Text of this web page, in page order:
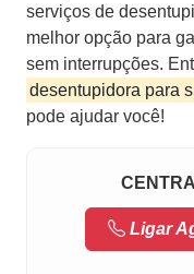
serviços de
melhor opção para
sem interrupções.
desentupidora para
pode ajudar você!
Ligar